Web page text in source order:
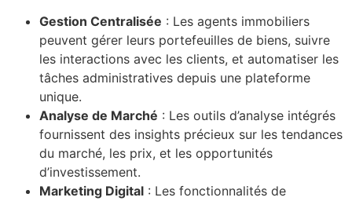
Gestion Centralisée : Les agents immobiliers
peuvent gérer leurs portefeuilles de biens, suivre
les interactions avec les clients, et automatiser les
tâches administratives depuis une plateforme
unique.
Analyse de Marché : Les outils d’analyse intégrés
fournissent des insights précieux sur les tendances
du marché, les prix, et les opportunités
d’investissement.
Marketing Digital : Les fonctionnalités de